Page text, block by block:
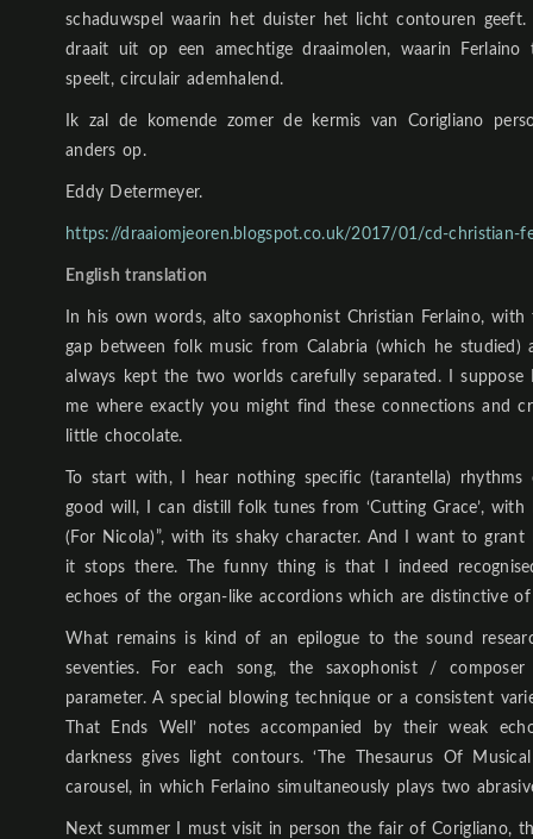
schaduwspel waarin het duister het licht contouren geeft.
draait uit op een amechtige draaimolen, waarin Ferlaino
speelt, circulair ademhalend.
Ik zal de komende zomer de kermis van Corigliano
anders op.
Eddy Determeyer.
https://draaiomjeoren.blogspot.co.uk/2017/01/cd-christian-
English translation
In his own words, alto saxophonist Christian Ferlaino,
gap between folk music from Calabria (which he studied)
always kept the two worlds carefully separated. I
me where exactly you might find these connections and
little chocolate.
To start with, I hear nothing specific (tarantella)
good will, I can distill folk tunes from ‘Cutting Grace’, with
(For Nicola)”, with its shaky character. And I want to
it stops there. The funny thing is that I indeed
echoes of the organ-like accordions which are distinctive
What remains is kind of an epilogue to the sound
seventies. For each song, the saxophonist /
parameter. A special blowing technique or a consistent
That Ends Well’ notes accompanied by their weak
darkness gives light contours. ‘The Thesaurus Of
carousel, in which Ferlaino simultaneously plays two
Next summer I must visit in person the fair of Corigliano,